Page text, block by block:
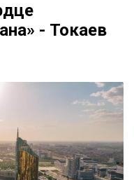
- Токаев